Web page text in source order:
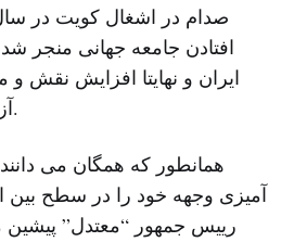
افتادن جامعه جهانی منجر
ایران و نهایتا افزایش نقش
آزاد سازی کویت گشت.
همانطور که همگان می
آمیزی وجهه خود را در سطح بین
رییس جمهور “معتدل”